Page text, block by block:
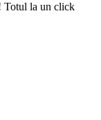
Totul la un click